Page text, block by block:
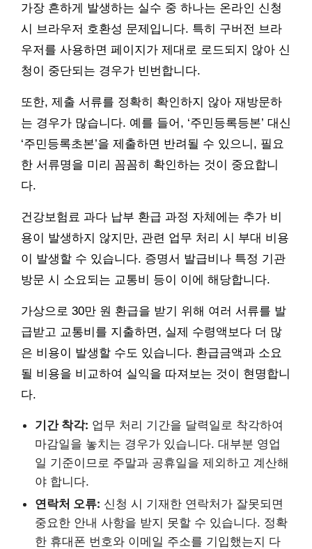
가장 흔하게 발생하는 실수 중 하나는 온라인 신청
시 브라우저 호환성 문제입니다. 특히 구버전 브라
우저를 사용하면 페이지가 제대로 로드되지 않아 신
청이 중단되는 경우가 빈번합니다.
또한, 제출 서류를 정확히 확인하지 않아 재방문하
는 경우가 많습니다. 예를 들어, ‘주민등록등본’ 대신
‘주민등록초본’을 제출하면 반려될 수 있으니, 필요
한 서류명을 미리 꼼꼼히 확인하는 것이 중요합니
다.
건강보험료 과다 납부 환급 과정 자체에는 추가 비
용이 발생하지 않지만, 관련 업무 처리 시 부대 비용
이 발생할 수 있습니다. 증명서 발급비나 특정 기관
방문 시 소요되는 교통비 등이 이에 해당합니다.
가상으로 30만 원 환급을 받기 위해 여러 서류를 발
급받고 교통비를 지출하면, 실제 수령액보다 더 많
은 비용이 발생할 수도 있습니다. 환급금액과 소요
될 비용을 비교하여 실익을 따져보는 것이 현명합니
다.
기간 착각: 업무 처리 기간을 달력일로 착각하여
마감일을 놓치는 경우가 있습니다. 대부분 영업
일 기준이므로 주말과 공휴일을 제외하고 계산해
야 합니다.
연락처 오류: 신청 시 기재한 연락처가 잘못되면
중요한 안내 사항을 받지 못할 수 있습니다. 정확
한 휴대폰 번호와 이메일 주소를 기입했는지 다